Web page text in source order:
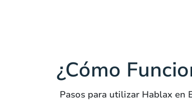
¿Cómo
Pasos para utilizar Hablax en